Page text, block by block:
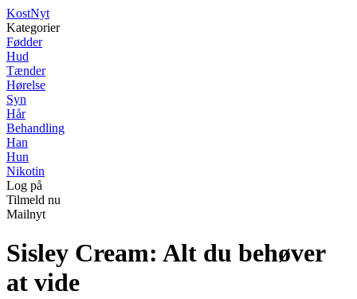
KostNyt
Kategorier
Fødder
Hud
Tænder
Hørelse
Syn
Hår
Behandling
Han
Hun
Nikotin
Log på
Tilmeld nu
Mailnyt
Sisley Cream: Alt du behøver
at vide